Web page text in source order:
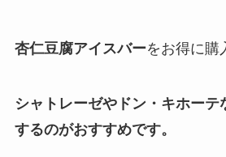
杏仁豆腐アイスバーをお得に購
シャトレーゼやドン・キホーテ
するのがおすすめです。